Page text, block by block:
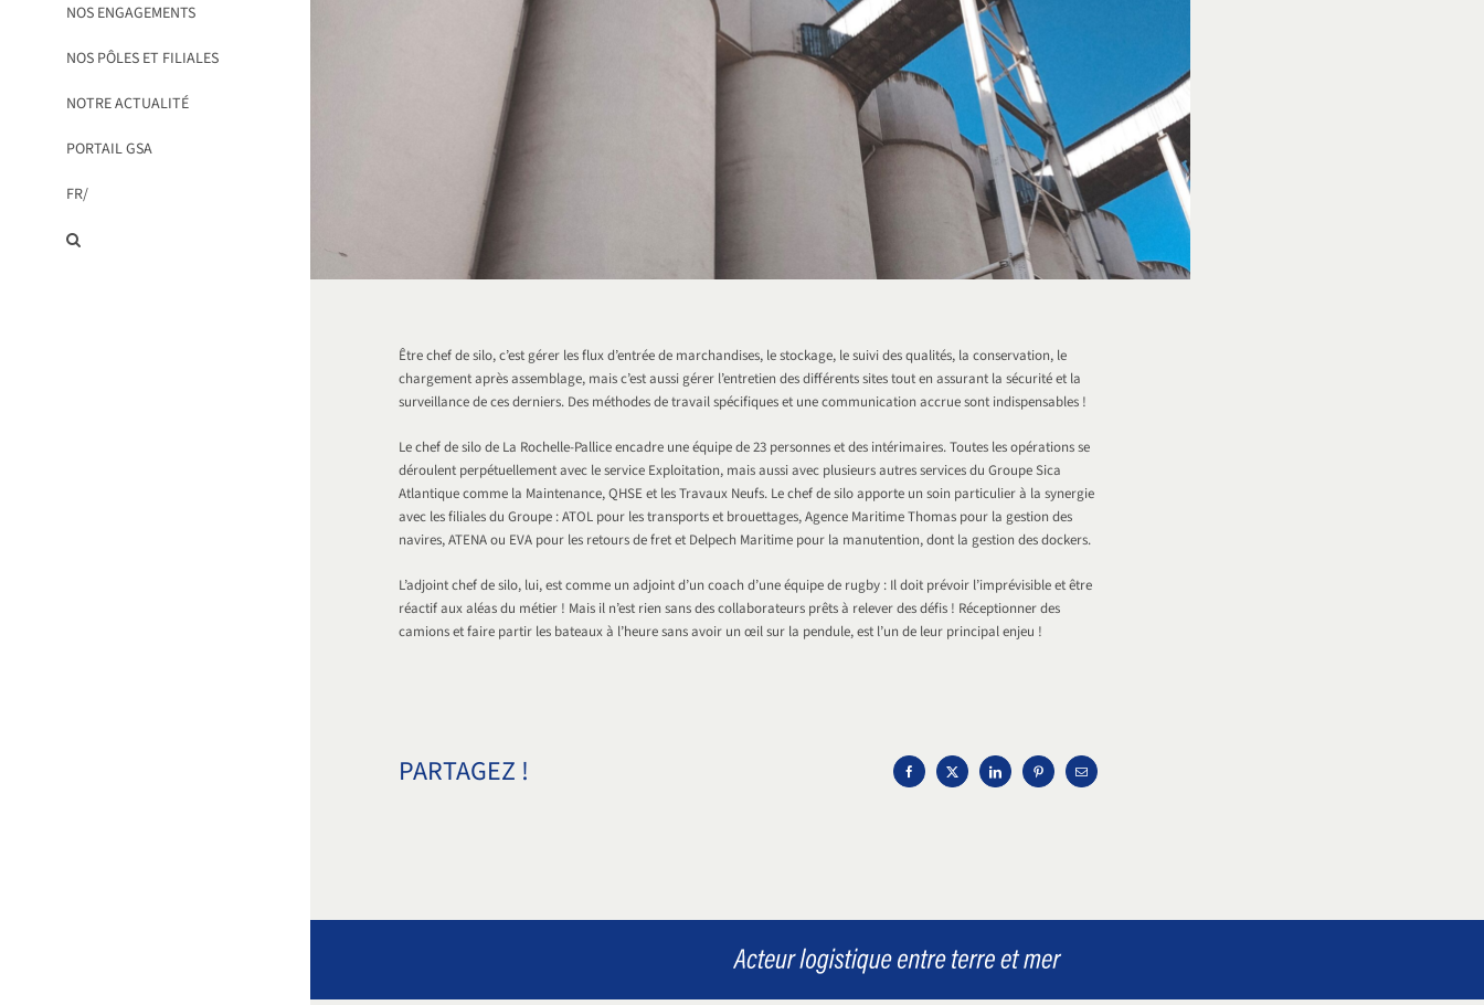
NOS ENGAGEMENTS
NOS PÔLES ET FILIALES
NOTRE ACTUALITÉ
PORTAIL GSA
FR/
Être chef de silo, c’est gérer les flux d’entrée de marchandises, le stockage, le suivi des qualités, la conservation, le
chargement après assemblage, mais c’est aussi gérer l’entretien des différents sites tout en assurant la sécurité et la
surveillance de ces derniers. Des méthodes de travail spécifiques et une communication accrue sont indispensables !
Le chef de silo de La Rochelle-Pallice encadre une équipe de 23 personnes et des intérimaires. Toutes les opérations se
déroulent perpétuellement avec le service Exploitation, mais aussi avec plusieurs autres services du Groupe Sica
Atlantique comme la Maintenance, QHSE et les Travaux Neufs. Le chef de silo apporte un soin particulier à la synergie
avec les filiales du Groupe : ATOL pour les transports et brouettages, Agence Maritime Thomas pour la gestion des
navires, ATENA ou EVA pour les retours de fret et Delpech Maritime pour la manutention, dont la gestion des dockers.
L’adjoint chef de silo, lui, est comme un adjoint d’un coach d’une équipe de rugby : Il doit prévoir l’imprévisible et être
réactif aux aléas du métier ! Mais il n’est rien sans des collaborateurs prêts à relever des défis ! Réceptionner des
camions et faire partir les bateaux à l’heure sans avoir un œil sur la pendule, est l’un de leur principal enjeu !
PARTAGEZ !